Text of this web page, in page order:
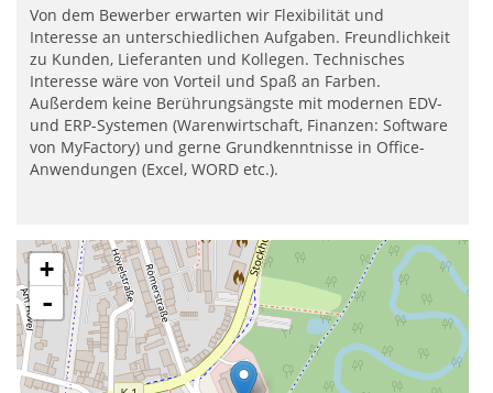
Von dem Bewerber erwarten wir Flexibilität und
Interesse an unterschiedlichen Aufgaben. Freundlichkeit
zu Kunden, Lieferanten und Kollegen. Technisches
Interesse wäre von Vorteil und Spaß an Farben.
Außerdem keine Berührungsängste mit modernen EDV-
und ERP-Systemen (Warenwirtschaft, Finanzen: Software
von MyFactory) und gerne Grundkenntnisse in Office-
Anwendungen (Excel, WORD etc.).
+
-